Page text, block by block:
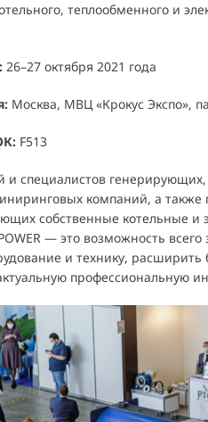
теплообменного и
26–27 октября 2021 года
Москва, МВЦ «Крокус Экспо»,
F513
и специалистов
компаний, а
собственные котельные и
— это возможность
и технику, расширить
профессиональную